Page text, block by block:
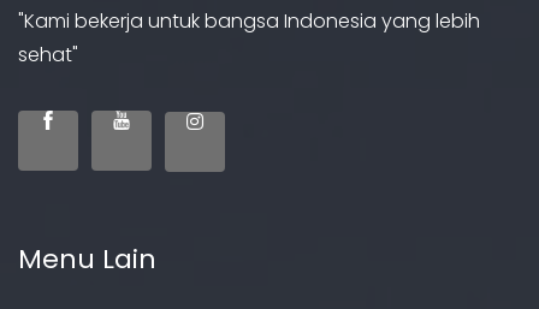
"Kami bekerja untuk bangsa Indonesia yang lebih
sehat"
Menu Lain